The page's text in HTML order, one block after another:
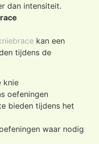
dan intensiteit.
kan een
tijdens de
knie
oefeningen
bieden tijdens het
waar nodig